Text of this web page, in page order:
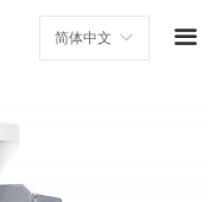
끀
ꀅ
简体中文